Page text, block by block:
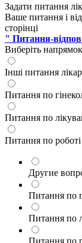
Задати питання
Ваше питання і
сторінці
" Питання-
Виберіть
Інші питання
Питання по
Питання по
Питання по
Другие
Питання по
Питання по
Питання по